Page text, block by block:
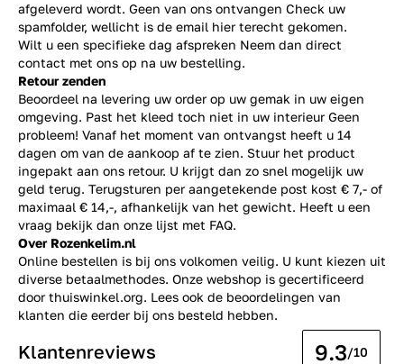
afgeleverd wordt. Geen van ons ontvangen Check uw
spamfolder, wellicht is de email hier terecht gekomen.
Wilt u een specifieke dag afspreken Neem dan direct
contact met ons op na uw bestelling.
Retour zenden
Beoordeel na levering uw order op uw gemak in uw eigen
omgeving. Past het kleed toch niet in uw interieur Geen
probleem! Vanaf het moment van ontvangst heeft u 14
dagen om van de aankoop af te zien. Stuur het product
ingepakt aan ons retour. U krijgt dan zo snel mogelijk uw
geld terug. Terugsturen per aangetekende post kost € 7,- of
maximaal € 14,-, afhankelijk van het gewicht. Heeft u een
vraag bekijk dan onze lijst met FAQ.
Over Rozenkelim.nl
Online bestellen is bij ons volkomen veilig. U kunt kiezen uit
diverse betaalmethodes. Onze webshop is gecertificeerd
door thuiswinkel.org. Lees ook de beoordelingen van
klanten die eerder bij ons besteld hebben.
Klantenreviews 9.3/10